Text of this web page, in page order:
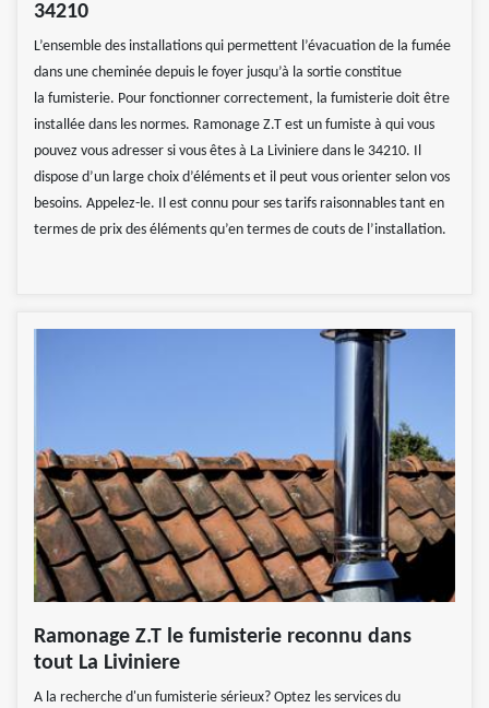
34210
L’ensemble des installations qui permettent l’évacuation de la fumée
dans une cheminée depuis le foyer jusqu’à la sortie constitue
la fumisterie. Pour fonctionner correctement, la fumisterie doit être
installée dans les normes. Ramonage Z.T est un fumiste à qui vous
pouvez vous adresser si vous êtes à La Liviniere dans le 34210. Il
dispose d’un large choix d’éléments et il peut vous orienter selon vos
besoins. Appelez-le. Il est connu pour ses tarifs raisonnables tant en
termes de prix des éléments qu’en termes de couts de l’installation.
Ramonage Z.T le fumisterie reconnu dans
tout La Liviniere
A la recherche d'un fumisterie sérieux? Optez les services du